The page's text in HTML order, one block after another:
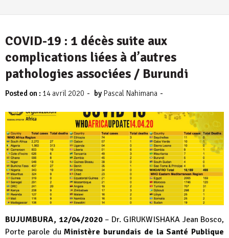
COVID-19 : 1 décès suite aux
complications liées à d’autres
pathologies associées / Burundi
Posted on : 14 avril 2020 - by Pascal Nahimana -
BUJUMBURA, 12/04/2020– Dr. GIRUKWISHAKA Jean Bosco,
Porte parole duMinistère burundais de la Santé Publique